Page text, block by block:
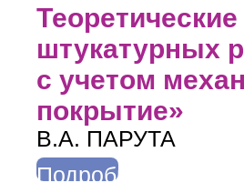
штукатурных
с учетом
покрытие»
В.А. ПАРУТА
Подробнее